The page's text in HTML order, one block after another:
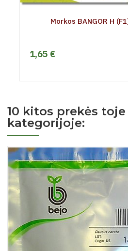
Morkos BANGOR H
1,65 €
10 kitos prekės
kategorijoje: